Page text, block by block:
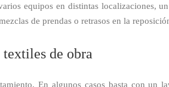
equipos en distintas localizaciones,
de prendas o retrasos en la
de obra
En algunos casos basta con un